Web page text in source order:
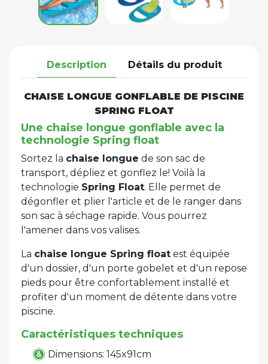
Description Détails du produit
CHAISE LONGUE GONFLABLE DE PISCINE
SPRING FLOAT
Une chaise longue gonflable avec la
technologie Spring float
Sortez la chaise longue de son sac de
transport, dépliez et gonflez le! Voilà la
technologie Spring Float. Elle permet de
dégonfler et plier l'article et de le ranger dans
son sac à séchage rapide. Vous pourrez
l'amener dans vos valises.
La chaise longue Spring float est équipée
d'un dossier, d'un porte gobelet et d'un repose
pieds pour être confortablement installé et
profiter d'un moment de détente dans votre
piscine.
Caractéristiques techniques
Dimensions: 145x91cm